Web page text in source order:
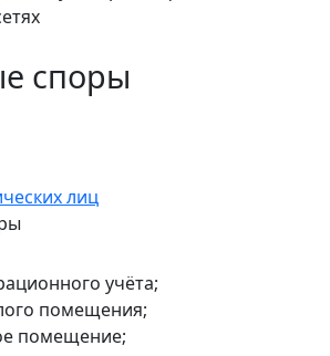
споры
лиц
учёта;
помещения;
помещение;